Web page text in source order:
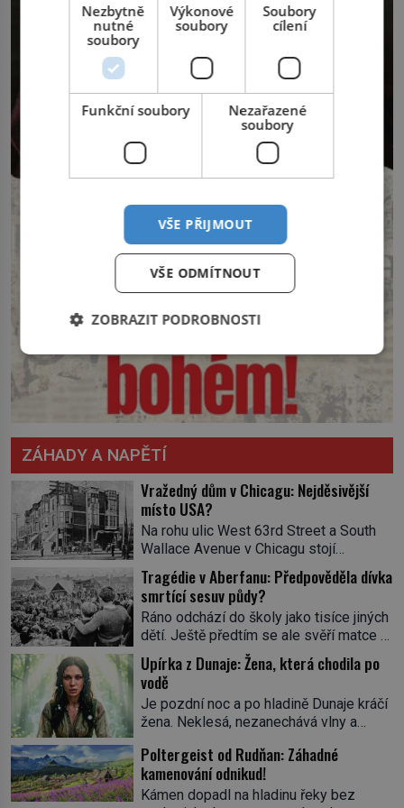
ZÁHADY A NAPĚTÍ
Vražedný dům v Chicagu: Nejděsivější
místo USA?
Na rohu ulic West 63rd Street a South
Wallace Avenue v Chicagu stojí
nenápadná pošta. Nemá žádný speciální
nápis ani pamětní desku. A přesto prý
místní zaměstnanci neradi chodí do
sklepa. Právě tady totiž sídlil sériový
vrah H. H. Holmes a také
nejpropracovanější past na lidi
v dějinách americké kriminalistiky.
Herman Webster Mudgett (1861–1896)
přijíždí […]
Tragédie v Aberfanu: Předpověděla dívka
smrtící sesuv půdy?
Ráno odchází do školy jako tisíce jiných
dětí. Ještě předtím se ale svěří matce s
podivným snem. Ve škole, kterou dobře
zná, tentokrát nevidí budovu ani
spolužáky. Místo nich se před ní tyčí
cosi temného. O několik hodin později je
mrtvá. Mohla devítiletá Zahlédla vlastní
vesnice Aberfan […]
Upírka z Dunaje: Žena, která chodila po
vodě
Je pozdní noc a po hladině Dunaje kráčí
žena. Neklesá, nezanechává vlny a
pod ní byla dlažbou. Muž, který ji z
břehu pozoruje, ji údajně poznává, jenže
Ruža Vlajna má být v tu chvíli mrtvá celé
Poltergeist od Rudňan: Záhadné
kamenování odnikud!
Kámen dopadl na hladinu řeky bez
Nezbytně
nutné
soubory
Výkonové
soubory
Soubory
cílení
Funkční soubory
Nezařazené
soubory
VŠE PŘIJMOUT
VŠE ODMÍTNOUT
ZOBRAZIT PODROBNOSTI